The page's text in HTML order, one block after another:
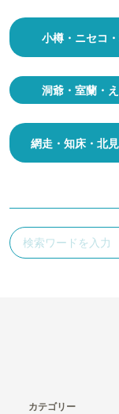
小樽・ニセコ
洞爺・室蘭・
網走・知床・北
カテゴリー